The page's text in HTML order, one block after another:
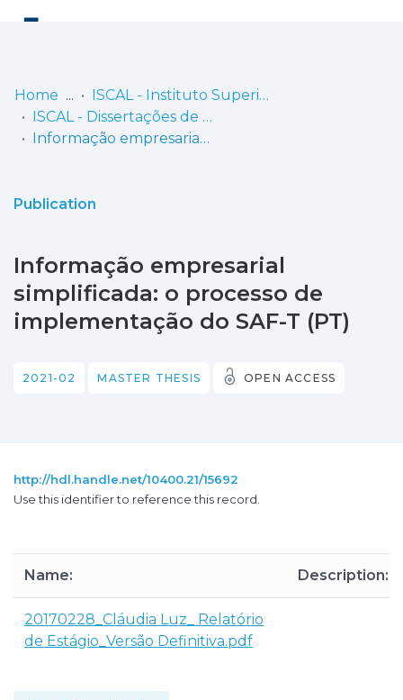
Communities
Statistics
Home
ISCAL - Instituto Superior de Contabilidade e Administração de Lisboa
ISCAL - Dissertações de Mestrado
Informação empresarial simplificada: o processo de implementação do SAF-T (PT)
Publication
Informação empresarial
simplificada: o processo de
implementação do SAF-T (PT)
2021-02 MASTER THESIS OPEN ACCESS
http://hdl.handle.net/10400.21/15692
Use this identifier to reference this record.
Name: Description:
20170228_Cláudia Luz_ Relatório
de Estágio_Versão Definitiva.pdf